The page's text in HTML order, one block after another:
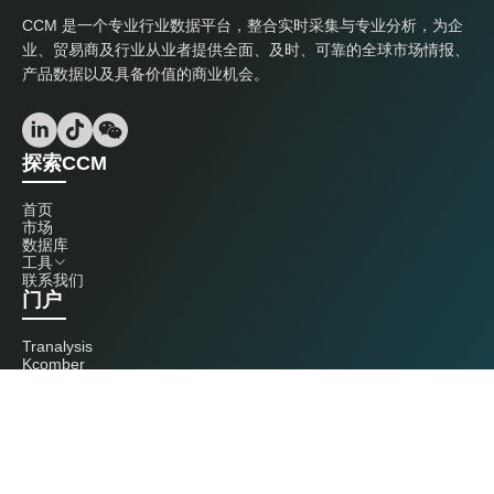
CCM 是一个专业行业数据平台，整合实时采集与专业分析，为企
业、贸易商及行业从业者提供全面、及时、可靠的全球市场情报、
产品数据以及具备价值的商业机会。
探索CCM
首页
市场
数据库
工具
联系我们
门户
Tranalysis
Kcomber